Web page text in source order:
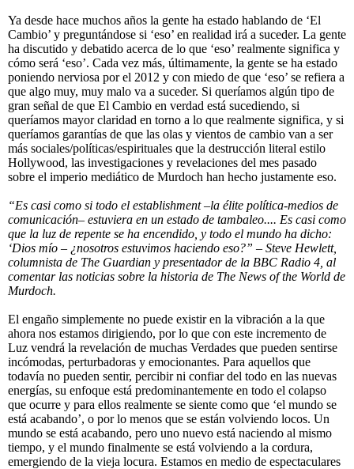
Ya desde hace muchos años la gente ha estado hablando de ‘El
Cambio’ y preguntándose si ‘eso’ en realidad irá a suceder. La gente
ha discutido y debatido acerca de lo que ‘eso’ realmente significa y
cómo será ‘eso’. Cada vez más, últimamente, la gente se ha estado
poniendo nerviosa por el 2012 y con miedo de que ‘eso’ se refiera a
que algo muy, muy malo va a suceder. Si queríamos algún tipo de
gran señal de que El Cambio en verdad está sucediendo, si
queríamos mayor claridad en torno a lo que realmente significa, y si
queríamos garantías de que las olas y vientos de cambio van a ser
más sociales/políticas/espirituales que la destrucción literal estilo
Hollywood, las investigaciones y revelaciones del mes pasado
sobre el imperio mediático de Murdoch han hecho justamente eso.
“Es casi como si todo el establishment –la élite política-medios de
comunicación– estuviera en un estado de tambaleo.... Es casi como
que la luz de repente se ha encendido, y todo el mundo ha dicho:
‘Dios mío – ¿nosotros estuvimos haciendo eso?” – Steve Hewlett,
columnista de The Guardian y presentador de la BBC Radio 4, al
comentar las noticias sobre la historia de The News of the World de
Murdoch.
El engaño simplemente no puede existir en la vibración a la que
ahora nos estamos dirigiendo, por lo que con este incremento de
Luz vendrá la revelación de muchas Verdades que pueden sentirse
incómodas, perturbadoras y emocionantes. Para aquellos que
todavía no pueden sentir, percibir ni confiar del todo en las nuevas
energías, su enfoque está predominantemente en todo el colapso
que ocurre y para ellos realmente se siente como que ‘el mundo se
está acabando’, o por lo menos que se están volviendo locos. Un
mundo se está acabando, pero uno nuevo está naciendo al mismo
tiempo, y el mundo finalmente se está volviendo a la cordura,
emergiendo de la vieja locura. Estamos en medio de espectaculares